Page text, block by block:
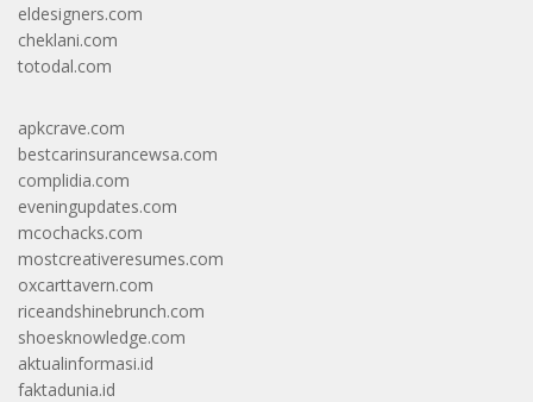
eldesigners.com
cheklani.com
totodal.com
apkcrave.com
bestcarinsurancewsa.com
complidia.com
eveningupdates.com
mcochacks.com
mostcreativeresumes.com
oxcarttavern.com
riceandshinebrunch.com
shoesknowledge.com
aktualinformasi.id
faktadunia.id